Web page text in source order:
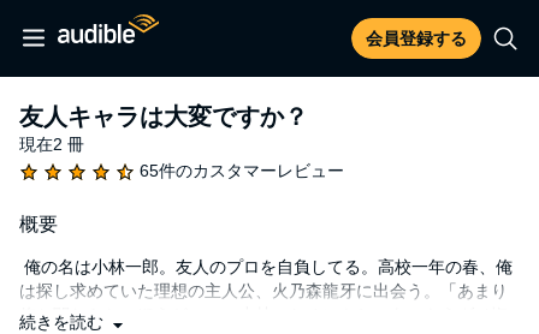
会員登録する
友人キャラは大変ですか？
現在2 冊
65件のカスタマーレビュー
概要
俺の名は小林一郎。友人のプロを自負してる。高校一年の春、俺
は探し求めていた理想の主人公、火乃森龍牙に出会う。「あまり
俺と関わらないほうがいい。小林のためにもね」あ、もうダメ惚
続きを読む